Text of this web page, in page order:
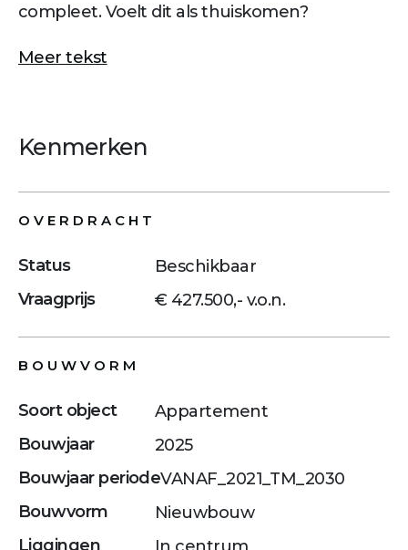
compleet. Voelt dit als thuiskomen?
Meer tekst
Kenmerken
OVERDRACHT
Status
Beschikbaar
Vraagprijs
€ 427.500,- v.o.n.
BOUWVORM
Soort object
Appartement
Bouwjaar
2025
Bouwjaar periodeVANAF_2021_TM_2030
Bouwvorm
Nieuwbouw
Liggingen
In centrum